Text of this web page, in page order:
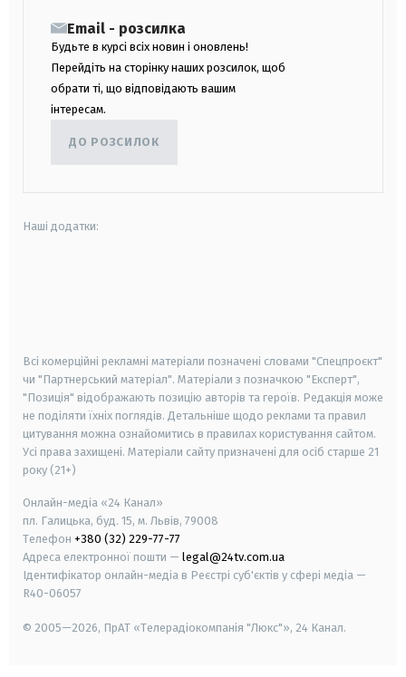
Email - розсилка
Будьте в курсі всіх новин і оновлень!
Перейдіть на сторінку наших розсилок, щоб
обрати ті, що відповідають вашим
інтересам.
ДО РОЗСИЛОК
Наші додатки:
Всі комерційні рекламні матеріали позначені словами "Спецпроєкт"
чи "Партнерський матеріал". Матеріали з позначкою "Експерт",
"Позиція" відображають позицію авторів та героїв. Редакція може
не поділяти їхніх поглядів. Детальніше щодо реклами та правил
цитування можна ознайомитись в правилах користування сайтом.
Усі права захищені. Матеріали сайту призначені для осіб старше 21
року (21+)
Онлайн-медіа «24 Канал»
пл. Галицька, буд. 15, м. Львів, 79008
Телефон +380 (32) 229-77-77
Адреса електронної пошти — legal@24tv.com.ua
Ідентифікатор онлайн-медіа в Реєстрі суб'єктів у сфері медіа —
R40-06057
© 2005—2026, ПрАТ «Телерадіокомпанія "Люкс"», 24 Канал.